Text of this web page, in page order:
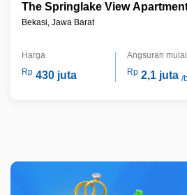
The Springlake View
Bekasi, Jawa Barat
Harga
Rp 430 juta
Angsuran
Rp 2,1 juta /